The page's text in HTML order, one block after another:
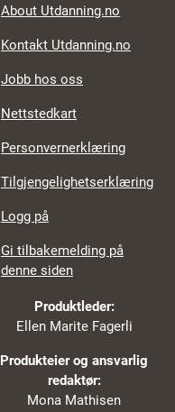
About Utdanning.no
Kontakt Utdanning.no
Jobb hos oss
Nettstedkart
Personvernerklæring
Tilgjengelighetserklæring
Logg på
Gi tilbakemelding på
denne siden
Produktleder:
Ellen Marite Fagerli
Produkteier og ansvarlig
redaktør:
Mona Mathisen